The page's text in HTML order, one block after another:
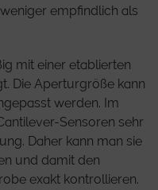
empfindlich als
mit einer etablierten
Die Aperturgröße kann
werden. Im
Sensoren sehr
Daher kann man sie
und damit den
exakt kontrollieren.